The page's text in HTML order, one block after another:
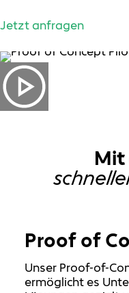
Jetzt anfragen
Mit
Proof of
Unser Proof-of-
ermöglicht es